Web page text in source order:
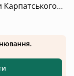
Карпатського
інженерні
і гармонії.
відчути